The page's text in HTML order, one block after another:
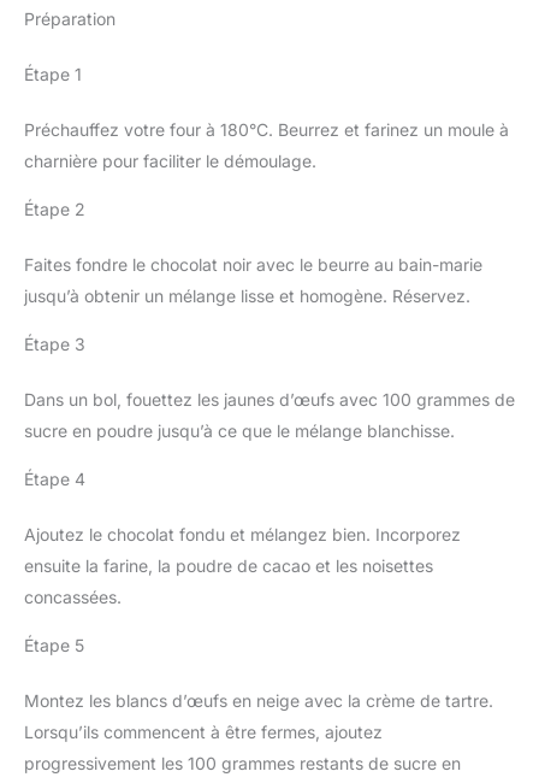
Préparation
Étape 1
Préchauffez votre four à 180°C. Beurrez et farinez un moule à
charnière pour faciliter le démoulage.
Étape 2
Faites fondre le chocolat noir avec le beurre au bain-marie
jusqu’à obtenir un mélange lisse et homogène. Réservez.
Étape 3
Dans un bol, fouettez les jaunes d’œufs avec 100 grammes de
sucre en poudre jusqu’à ce que le mélange blanchisse.
Étape 4
Ajoutez le chocolat fondu et mélangez bien. Incorporez
ensuite la farine, la poudre de cacao et les noisettes
concassées.
Étape 5
Montez les blancs d’œufs en neige avec la crème de tartre.
Lorsqu’ils commencent à être fermes, ajoutez
progressivement les 100 grammes restants de sucre en